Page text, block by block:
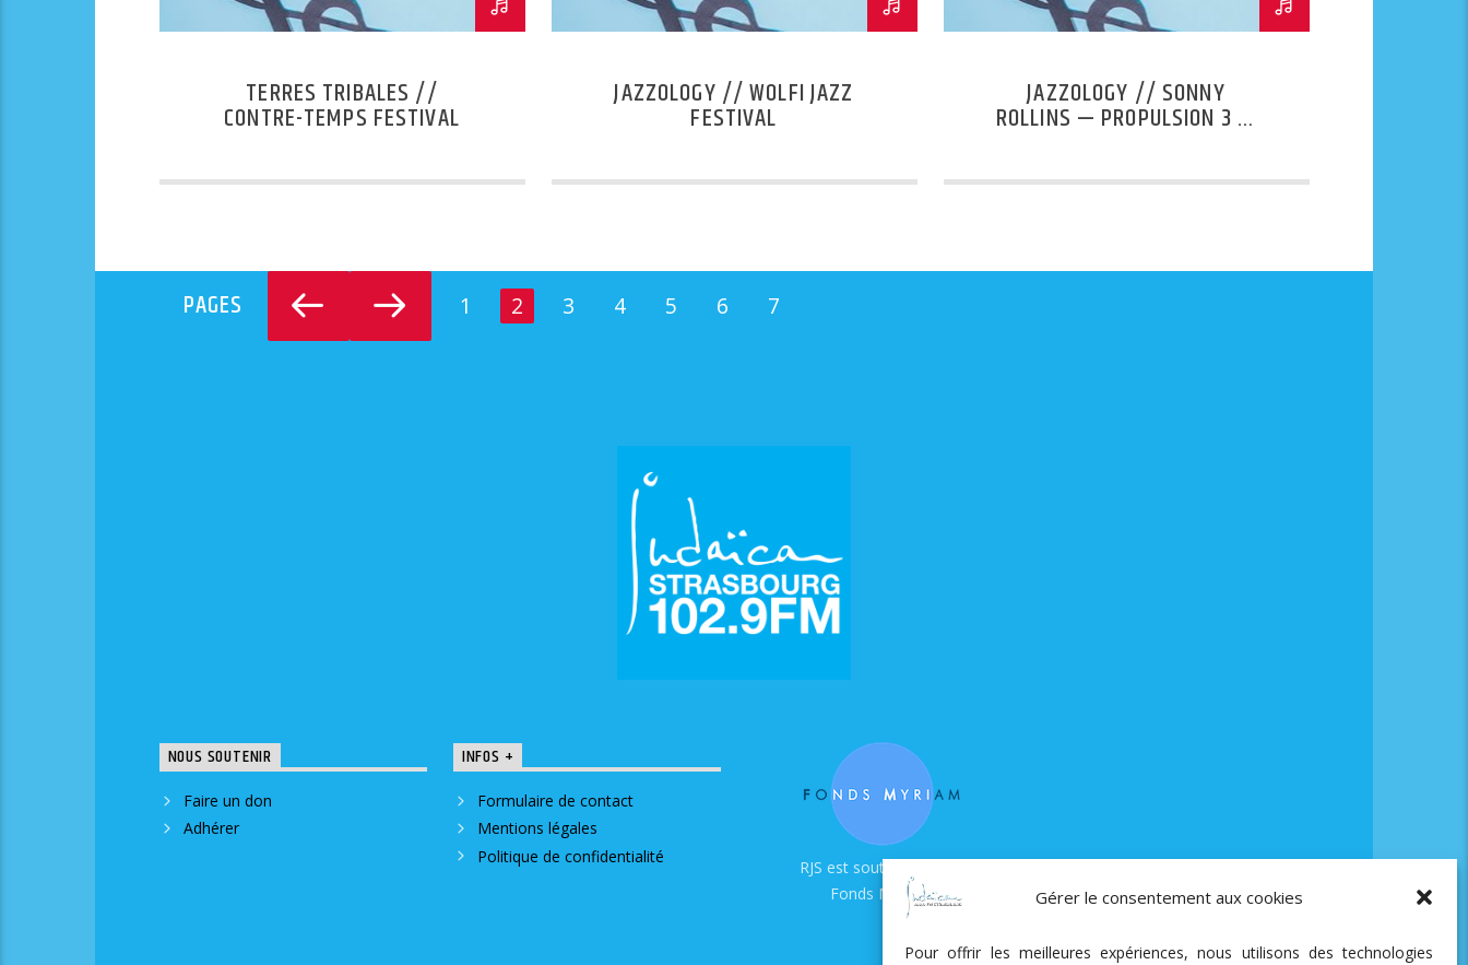
Gérer le consentement aux cookies
Pour offrir les meilleures expériences, nous utilisons des technologies
TERRES TRIBALES //
CONTRE-TEMPS FESTIVAL
JAZZOLOGY // WOLFI JAZZ
FESTIVAL
JAZZOLOGY // SONNY
ROLLINS — PROPULSION 3 —
PAGES 1 2 3 4 5 6 7
NOUS SOUTENIR
Faire un don
Adhérer
INFOS +
Formulaire de contact
Mentions légales
Politique de confidentialité
RJS est soutenue par le
Fonds Myriam